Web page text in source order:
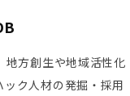
地方創生や地域活性化
ク人材の発掘・採用